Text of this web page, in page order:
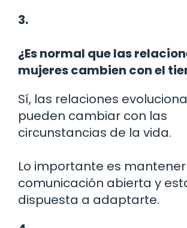
3.
¿Es normal que las
mujeres cambien con el
Sí, las relaciones
pueden cambiar con las
circunstancias de la vida.
Lo importante es
comunicación abierta y
dispuesta a adaptarte.